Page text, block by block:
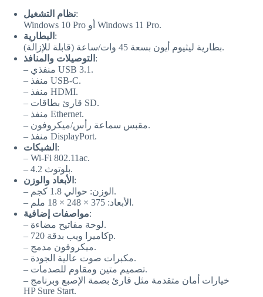
نظام التشغيل:
Windows 10 Pro أو Windows 11 Pro.
البطارية :
بطارية ليثيوم أيون بسعة 45 وات/ساعة (قابلة للإزالة).
التوصيلات والمنافذ :
– منفذي USB 3.1.
– منفذ USB-C.
– منفذ HDMI.
– قارئ بطاقات SD.
– منفذ Ethernet.
– مقبس سماعة رأس/ميكروفون.
– منفذ DisplayPort.
الشبكات :
– Wi-Fi 802.11ac.
– بلوتوث 4.2.
الأبعاد والوزن :
– الوزن: حوالي 1.8 كجم.
– الأبعاد: 375 × 248 × 18 ملم.
مواصفات إضافية:
– لوحة مفاتيح مضاءة.
– كاميرا ويب بدقة 720p.
– ميكروفون مدمج.
– مكبرات صوت عالية الجودة.
– تصميم متين ومقاوم للصدمات.
– خيارات أمان متقدمة مثل قارئ بصمة الإصبع وبرنامج
HP Sure Start.